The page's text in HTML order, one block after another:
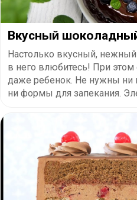
Вкусный
Настолько вкусный,
в него влюбитесь! При этом
даже ребенок. Не нужны ни
ни формы для запекания.